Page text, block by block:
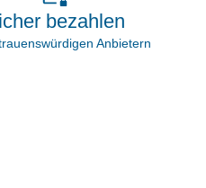
bezahlen
Anbietern